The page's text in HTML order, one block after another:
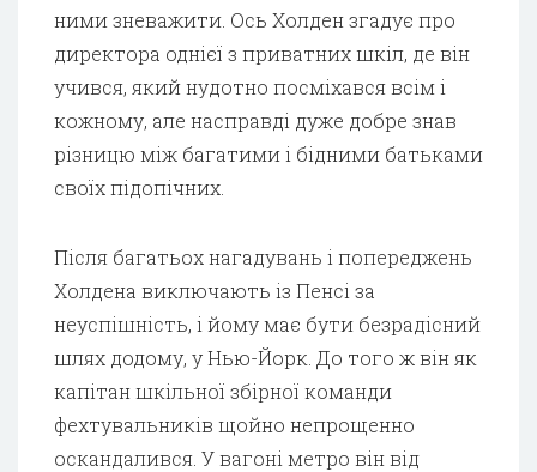
ними зневажити. Ось Холден згадує про
директора однієї з приватних шкіл, де він
учився, який нудотно посміхався всім і
кожному, але насправді дуже добре знав
різницю між багатими і бідними батьками
своїх підопічних.
Після багатьох нагадувань і попереджень
Холдена виключають із Пенсі за
неуспішність, і йому має бути безрадісний
шлях додому, у Нью-Йорк. До того ж він як
капітан шкільної збірної команди
фехтувальників щойно непрощенно
оскандалився. У вагоні метро він від